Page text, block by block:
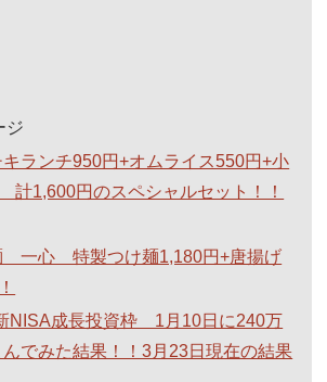
ジ
キランチ950円+オムライス550円+小
計1,600円のスペシャルセット！！
一心 特製つけ麺1,180円+唐揚げ
NISA成長投資枠 1月10日に240万
でみた結果！！3月23日現在の結果